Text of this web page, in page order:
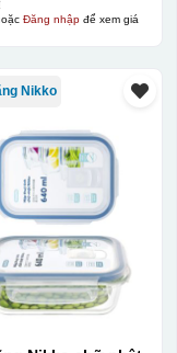
Đăng nhậpđể xem giá
Nikko